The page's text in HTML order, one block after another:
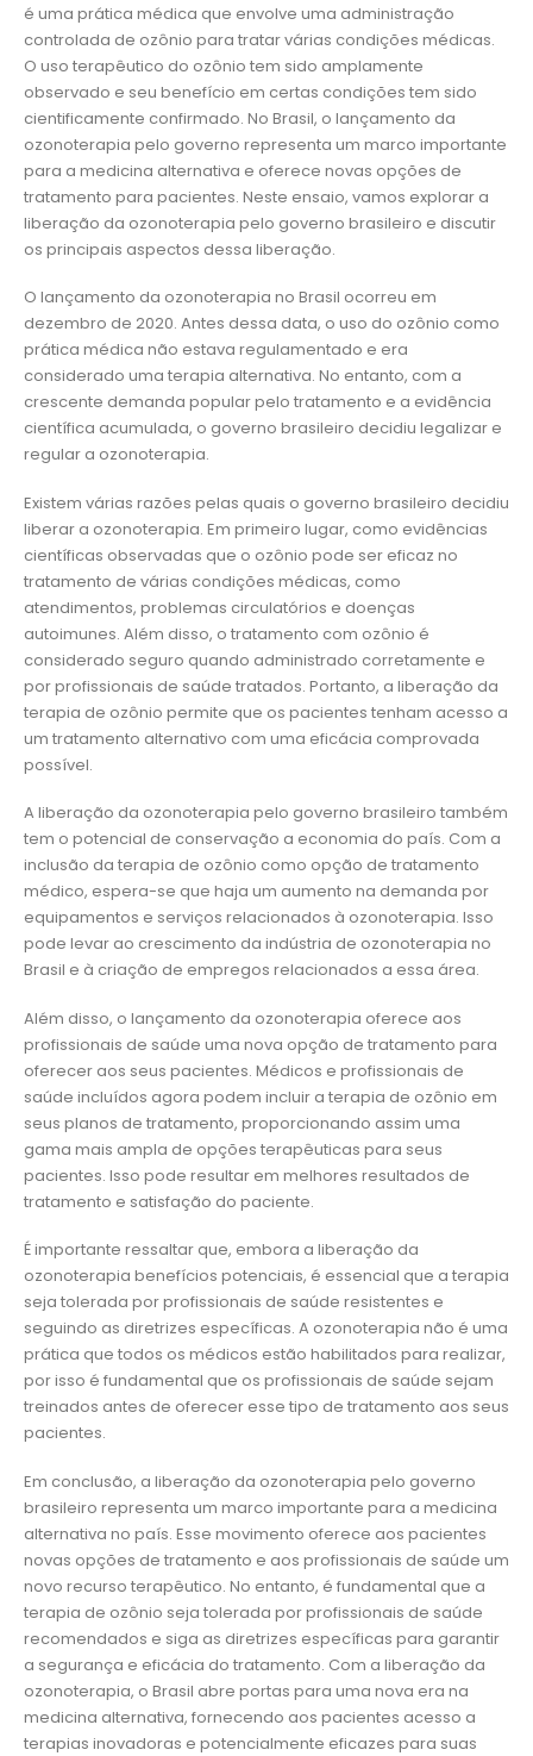
é uma prática médica que envolve uma administração
controlada de ozônio para tratar várias condições médicas.
O uso terapêutico do ozônio tem sido amplamente
observado e seu benefício em certas condições tem sido
cientificamente confirmado. No Brasil, o lançamento da
ozonoterapia pelo governo representa um marco importante
para a medicina alternativa e oferece novas opções de
tratamento para pacientes. Neste ensaio, vamos explorar a
liberação da ozonoterapia pelo governo brasileiro e discutir
os principais aspectos dessa liberação.
O lançamento da ozonoterapia no Brasil ocorreu em
dezembro de 2020. Antes dessa data, o uso do ozônio como
prática médica não estava regulamentado e era
considerado uma terapia alternativa. No entanto, com a
crescente demanda popular pelo tratamento e a evidência
científica acumulada, o governo brasileiro decidiu legalizar e
regular a ozonoterapia.
Existem várias razões pelas quais o governo brasileiro decidiu
liberar a ozonoterapia. Em primeiro lugar, como evidências
científicas observadas que o ozônio pode ser eficaz no
tratamento de várias condições médicas, como
atendimentos, problemas circulatórios e doenças
autoimunes. Além disso, o tratamento com ozônio é
considerado seguro quando administrado corretamente e
por profissionais de saúde tratados. Portanto, a liberação da
terapia de ozônio permite que os pacientes tenham acesso a
um tratamento alternativo com uma eficácia comprovada
possível.
A liberação da ozonoterapia pelo governo brasileiro também
tem o potencial de conservação a economia do país. Com a
inclusão da terapia de ozônio como opção de tratamento
médico, espera-se que haja um aumento na demanda por
equipamentos e serviços relacionados à ozonoterapia. Isso
pode levar ao crescimento da indústria de ozonoterapia no
Brasil e à criação de empregos relacionados a essa área.
Além disso, o lançamento da ozonoterapia oferece aos
profissionais de saúde uma nova opção de tratamento para
oferecer aos seus pacientes. Médicos e profissionais de
saúde incluídos agora podem incluir a terapia de ozônio em
seus planos de tratamento, proporcionando assim uma
gama mais ampla de opções terapêuticas para seus
pacientes. Isso pode resultar em melhores resultados de
tratamento e satisfação do paciente.
É importante ressaltar que, embora a liberação da
ozonoterapia benefícios potenciais, é essencial que a terapia
seja tolerada por profissionais de saúde resistentes e
seguindo as diretrizes específicas. A ozonoterapia não é uma
prática que todos os médicos estão habilitados para realizar,
por isso é fundamental que os profissionais de saúde sejam
treinados antes de oferecer esse tipo de tratamento aos seus
pacientes.
Em conclusão, a liberação da ozonoterapia pelo governo
brasileiro representa um marco importante para a medicina
alternativa no país. Esse movimento oferece aos pacientes
novas opções de tratamento e aos profissionais de saúde um
novo recurso terapêutico. No entanto, é fundamental que a
terapia de ozônio seja tolerada por profissionais de saúde
recomendados e siga as diretrizes específicas para garantir
a segurança e eficácia do tratamento. Com a liberação da
ozonoterapia, o Brasil abre portas para uma nova era na
medicina alternativa, fornecendo aos pacientes acesso a
terapias inovadoras e potencialmente eficazes para suas